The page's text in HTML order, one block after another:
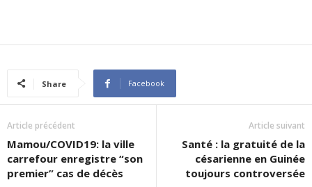
Share Facebook
Article précédent
Mamou/COVID19: la ville
carrefour enregistre “son
premier” cas de décès
Article suivant
Santé : la gratuité de la
césarienne en Guinée
toujours controversée